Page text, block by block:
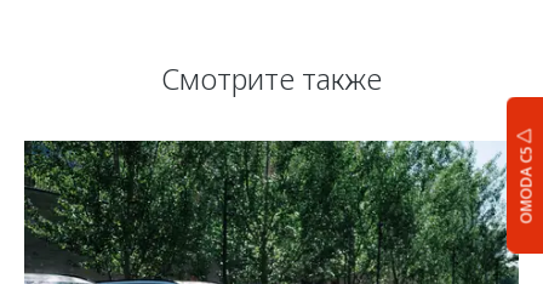
OMODA C5
Смотрите также